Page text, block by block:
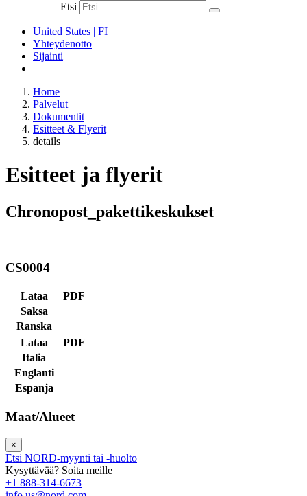
Etsi
United States | FI
Yhteydenotto
Sijainti
Home
Palvelut
Dokumentit
Esitteet & Flyerit
details
Esitteet ja flyerit
Chronopost_pakettikeskukset
CS0004
Lataa
PDF
Saksa
Ranska
Lataa
PDF
Italia
Englanti
Espanja
Maat/Alueet
×
Etsi NORD-myynti tai -huolto
Kysyttävää? Soita meille
+1 888-314-6673